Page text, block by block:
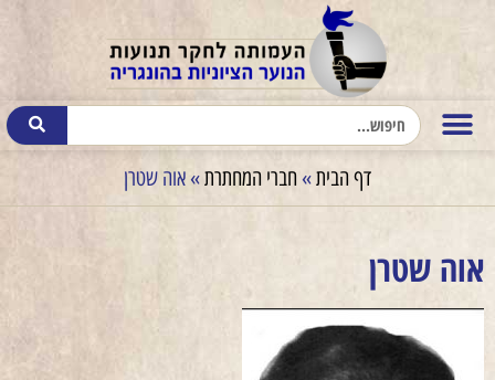
דף הבית»חברי המחתרת»אוה שטרן
אוה שטרן